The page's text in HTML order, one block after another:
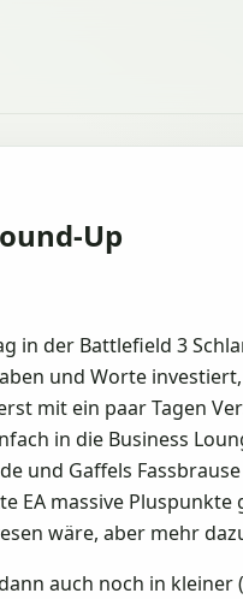
Up
in der Battlefield 3
und Worte
mit ein paar Tagen
in die Business
und Gaffels
EA massive
wäre, aber mehr
auch noch in